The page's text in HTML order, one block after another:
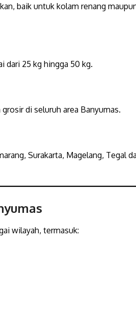
baik untuk kolam renang
dari 25 kg hingga 50 kg.
di seluruh area Banyumas.
Surakarta, Magelang, Tegal
wilayah, termasuk: